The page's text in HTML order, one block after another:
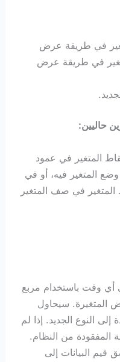
في طريقة عرض
في طريقة عرض
حاليين:
المتغير في عمود
وضع المتغير فيه، أو في
في صف المتغير
أي وقت باستخدام مربع
المتغيرة. سيحاول
إلى النوع الجديد. إذا لم
المفقودة من النظام.
قيم البيانات إلى